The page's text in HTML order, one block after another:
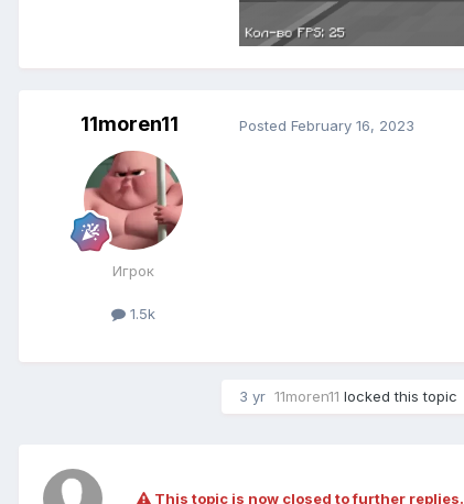
11moren11
Игрок
1.5k
Posted February 16, 2023
3 yr 11moren11 locked this topic
This topic is now closed to further replies.